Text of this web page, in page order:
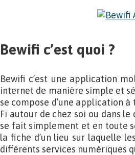
Bewifi c’est quoi ?
Bewifi c’est une application
internet de manière simple et
se compose d’une application
Fi autour de chez soi ou dans
se fait simplement et en toute
la fiche d’un lieu sur laquelle
différents services numériques